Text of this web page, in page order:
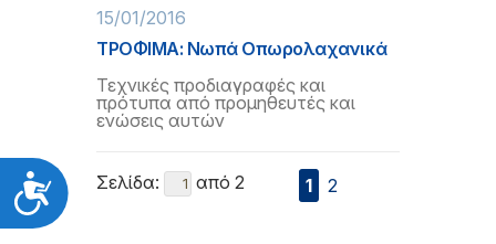
Προσιτότητα
15/01/2016
ΤΡΟΦΙΜΑ: Νωπά Οπωρολαχανικά
Τεχνικές προδιαγραφές και
πρότυπα από προμηθευτές και
ενώσεις αυτών
Σελίδα: από 2 1 2